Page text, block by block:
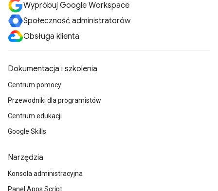
Wypróbuj Google Workspace
Społeczność administratorów
Obsługa klienta
Dokumentacja i szkolenia
Centrum pomocy
Przewodniki dla programistów
Centrum edukacji
Google Skills
Narzędzia
Konsola administracyjna
Panel Apps Script